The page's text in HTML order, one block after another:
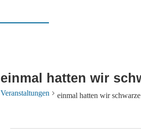
einmal hatten wir
Veranstaltungen einmal hatten wir